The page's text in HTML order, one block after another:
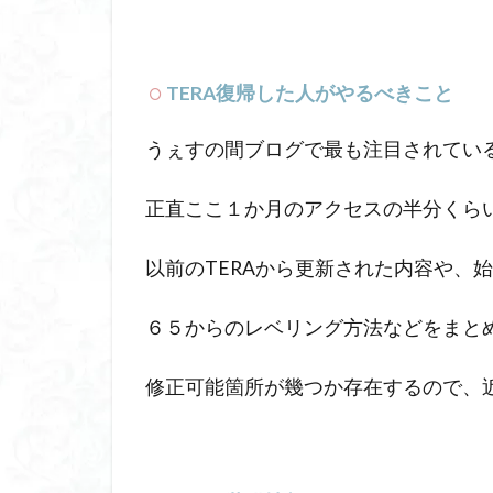
TERA復帰した人がやるべきこと
うぇすの間ブログで最も注目されてい
正直ここ１か月のアクセスの半分くら
以前のTERAから更新された内容や、
６５からのレベリング方法などをまと
修正可能箇所が幾つか存在するので、